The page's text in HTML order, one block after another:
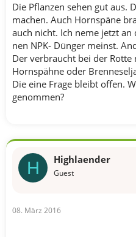
Die Pflanzen sehen gut aus.
machen. Auch Hornspäne
auch nicht. Ich neme jetzt
nen NPK- Dünger meinst.
Der verbraucht bei der Rotte
Hornspähne oder
Die eine Frage bleibt offen.
genommen?
H Highlaender
Guest
08. März 2016